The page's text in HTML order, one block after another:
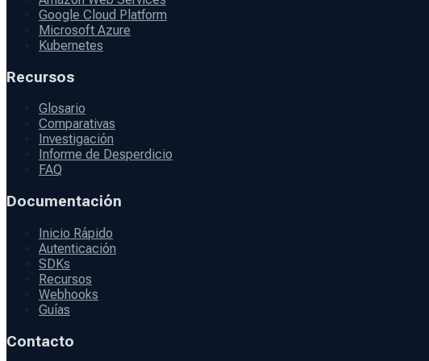
Google Cloud Platform
Microsoft Azure
Kubernetes
Recursos
Glosario
Comparativas
Investigación
Informe de Desperdicio
FAQ
Documentación
Inicio Rápido
Autenticación
SDKs
Recursos
Webhooks
Guías
Contacto